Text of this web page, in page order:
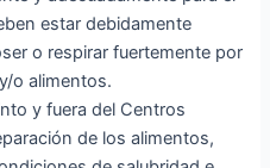
estar debidamente
o respirar fuertemente por
o alimentos.
y fuera del Centros
de los alimentos,